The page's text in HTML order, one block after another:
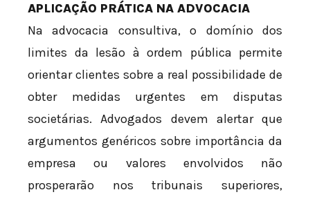
APLICAÇÃO PRÁTICA NA ADVOCACIA
Na advocacia consultiva, o domínio dos
limites da lesão à ordem pública permite
orientar clientes sobre a real possibilidade de
obter medidas urgentes em disputas
societárias. Advogados devem alertar que
argumentos genéricos sobre importância da
empresa ou valores envolvidos não
prosperarão nos tribunais superiores,